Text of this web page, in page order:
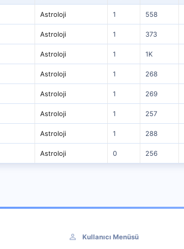
Astroloji 1 558
Astroloji 1 373
Astroloji 1 1K
Astroloji 1 268
Astroloji 1 269
Astroloji 1 257
Astroloji 1 288
Astroloji 0 256
Kullanıcı Menüsü